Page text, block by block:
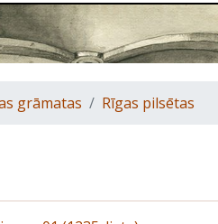
grāmatas Rīgas pilsētas